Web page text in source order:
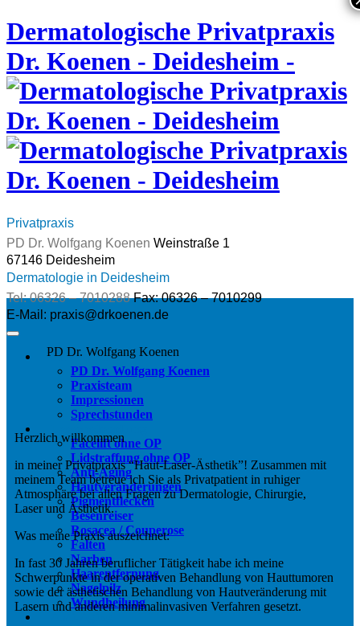
Skip
to
content
Dermatologische Privatpraxis
Dr. Koenen - Deidesheim -
Privatpraxis
Weinstraße 1
Dermatologie in Deidesheim
Fax: 06326 – 7010299
Privatpraxis
PD Dr. Wolfgang Koenen
Praxisteam
Impressionen
Sprechstunden
Facelift ohne OP
Lidstraffung ohne OP
Anti-Aging
Hautveränderungen
Pigmentflecken
Besenreiser
Rosacea / Couperose
Falten
Narben
Haarentfernung
Nagelpilz
Wundheilung
PD Dr. Wolfgang Koenen
Herzlich willkommen
in meiner Privatpraxis “Haut-Laser-Ästhetik”! Zusammen mit
meinem Team betreue ich Sie als Privatpatient in ruhiger
Atmosphäre bei allen Fragen zu Dermatologie, Chirurgie,
Laser und Ästhetik.
Was meine Praxis auszeichnet:
In fast 30 Jahren beruflicher Tätigkeit habe ich meine
Schwerpunkte in der operativen Behandlung von Hauttumoren
sowie der ästhetischen Behandlung von Hautveränderung mit
Lasern und anderen minimalinvasiven Verfahren gesetzt.